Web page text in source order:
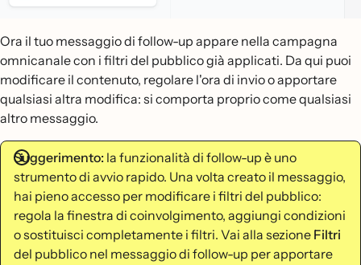
Ora il tuo messaggio di follow-up appare nella campagna
omnicanale con i filtri del pubblico già applicati. Da qui puoi
modificare il contenuto, regolare l'ora di invio o apportare
qualsiasi altra modifica: si comporta proprio come qualsiasi
altro messaggio.
Suggerimento: la funzionalità di follow-up è uno
strumento di avvio rapido. Una volta creato il messaggio,
hai pieno accesso per modificare i filtri del pubblico:
regola la finestra di coinvolgimento, aggiungi condizioni
o sostituisci completamente i filtri. Vai alla sezione Filtri
del pubblico nel messaggio di follow-up per apportare